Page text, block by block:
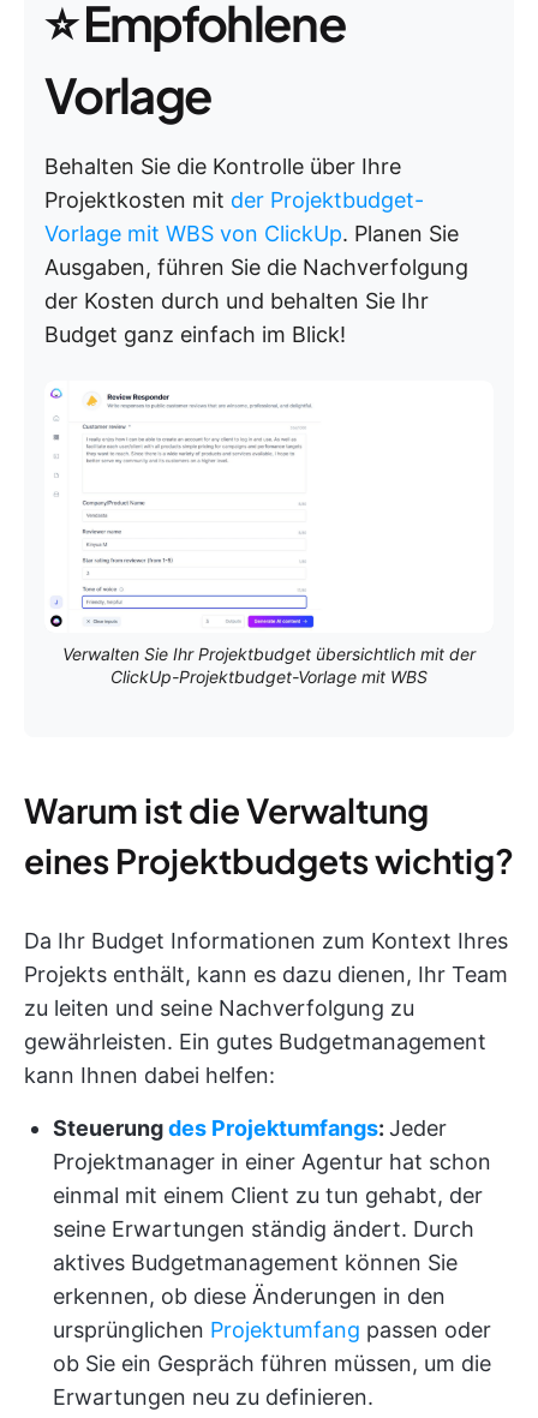
⭐ Empfohlene
Vorlage
Behalten Sie die Kontrolle über Ihre
Projektkosten mit der Projektbudget-
Vorlage mit WBS von ClickUp. Planen Sie
Ausgaben, führen Sie die Nachverfolgung
der Kosten durch und behalten Sie Ihr
Budget ganz einfach im Blick!
Verwalten Sie Ihr Projektbudget übersichtlich mit der
ClickUp-Projektbudget-Vorlage mit WBS
Warum ist die Verwaltung
eines Projektbudgets wichtig?
Da Ihr Budget Informationen zum Kontext Ihres
Projekts enthält, kann es dazu dienen, Ihr Team
zu leiten und seine Nachverfolgung zu
gewährleisten. Ein gutes Budgetmanagement
kann Ihnen dabei helfen:
Steuerungdes Projektumfangs: Jeder
Projektmanager in einer Agentur hat schon
einmal mit einem Client zu tun gehabt, der
seine Erwartungen ständig ändert. Durch
aktives Budgetmanagement können Sie
erkennen, ob diese Änderungen in den
ursprünglichen Projektumfang passen oder
ob Sie ein Gespräch führen müssen, um die
Erwartungen neu zu definieren.